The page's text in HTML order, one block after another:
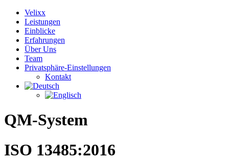
Velixx
Leistungen
Einblicke
Erfahrungen
Über Uns
Team
Privatsphäre-Einstellungen
Kontakt
QM-System
ISO 13485:2016